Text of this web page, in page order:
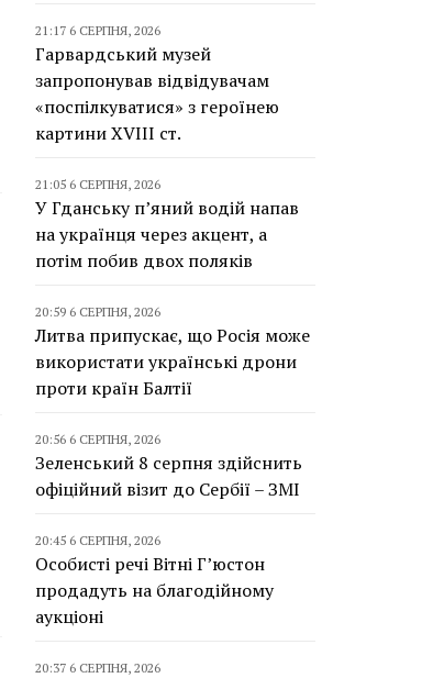
21:17 6 СЕРПНЯ, 2026
Гарвардський музей
запропонував відвідувачам
«поспілкуватися» з героїнею
картини XVIII ст.
21:05 6 СЕРПНЯ, 2026
У Гданську п’яний водій напав
на українця через акцент, а
потім побив двох поляків
20:59 6 СЕРПНЯ, 2026
Литва припускає, що Росія може
використати українські дрони
проти країн Балтії
20:56 6 СЕРПНЯ, 2026
Зеленський 8 серпня здійснить
офіційний візит до Сербії – ЗМІ
20:45 6 СЕРПНЯ, 2026
Особисті речі Вітні Г’юстон
продадуть на благодійному
аукціоні
20:37 6 СЕРПНЯ, 2026